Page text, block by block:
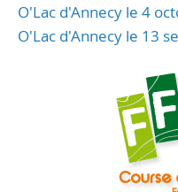
O'Lac d'Annecy le 4
O'Lac d'Annecy le 13